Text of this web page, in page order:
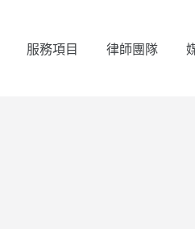
服務項目 律師團隊